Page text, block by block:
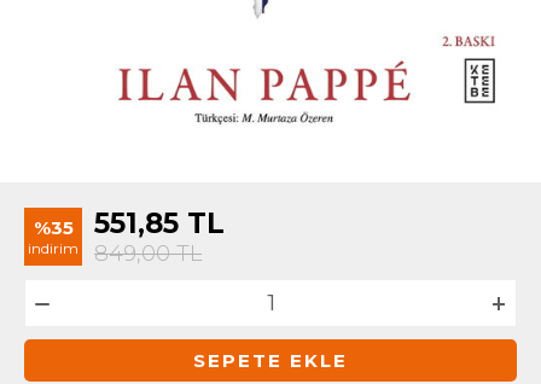
%35
indirim
551,85 TL
849,00TL
SEPETE EKLE